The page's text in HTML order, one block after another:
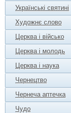
Українські святині
Художнє слово
Церква і військо
Церква і молодь
Церква і наука
Чернецтво
Чернеча аптечка
Чудо